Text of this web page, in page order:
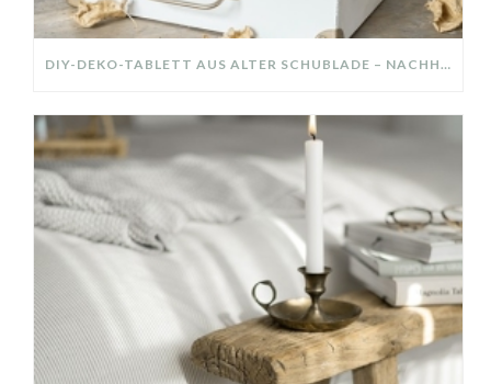
DIY-DEKO-TABLETT AUS ALTER SCHUBLADE – NACHHALTIGE HERBSTDEKO SELBER MACHEN!